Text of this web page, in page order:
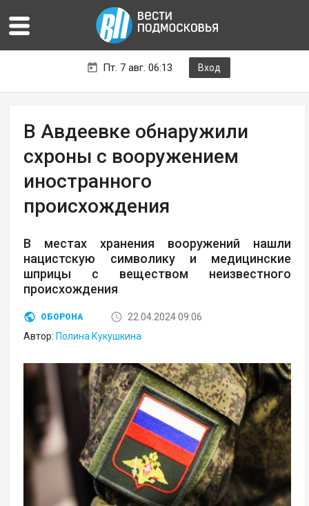
Пт. 7 авг. 06:13 Вход
В Авдеевке обнаружили
схроны с вооружением
иностранного
происхождения
В местах хранения вооружений нашли
нацистскую символику и медицинские
шприцы с веществом неизвестного
происхождения
ОБОРОНА
22.04.2024 09:06
Автор: Полина Кукушкина